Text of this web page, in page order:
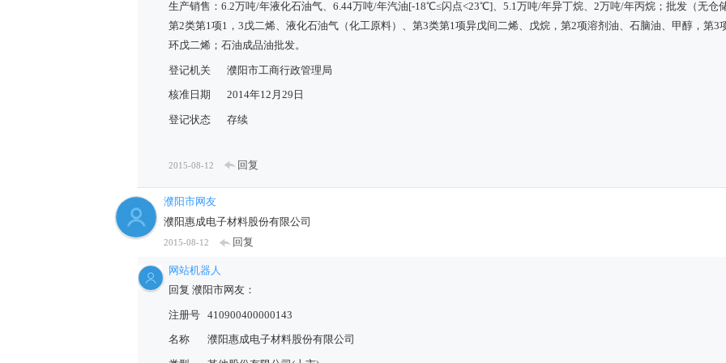
生产销售：6.2万吨/年液化石油气、6.44万吨/年汽油[-18℃≤闪点<23℃]、5.1万吨/年异丁烷、2万吨/年丙烷；批发（无仓
第2类第1项1，3戊二烯、液化石油气（化工原料）、第3类第1项异戊间二烯、戊烷，第2项溶剂油、石脑油、甲醇，第3
环戊二烯；石油成品油批发。
登记机关 濮阳市工商行政管理局
核准日期 2014年12月29日
登记状态 存续
2015-08-12 回复
濮阳市网友
濮阳惠成电子材料股份有限公司
2015-08-12 回复
网站机器人
回复 濮阳市网友：
注册号 410900400000143
名称 濮阳惠成电子材料股份有限公司